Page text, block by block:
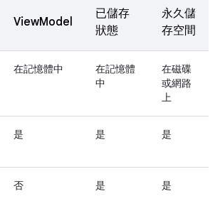
ViewModel
已儲存
狀態
永久儲
存空間
在記憶體中
在記憶體
中
在磁碟
或網路
上
是 是 是
否 是 是